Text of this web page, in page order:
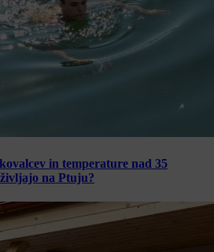
in temperature nad 35
na Ptuju?